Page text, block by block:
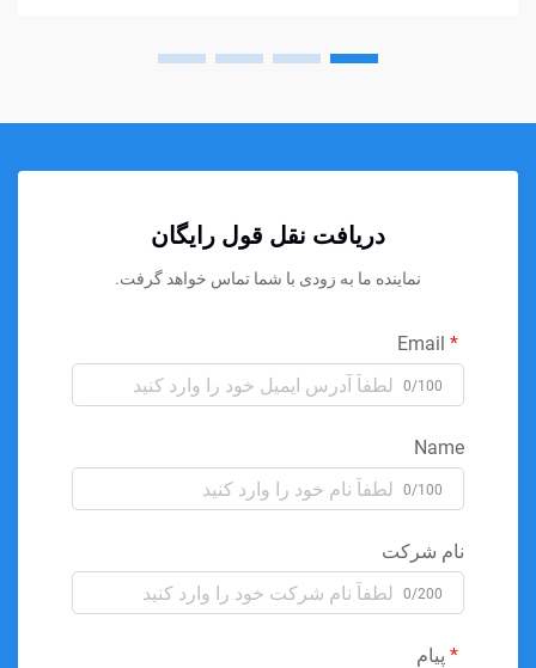
دریافت نقل قول رایگان
نماینده ما به زودی با شما تماس خواهد گرفت.
0/100
Name
0/100
نام شرکت
0/200
پیام